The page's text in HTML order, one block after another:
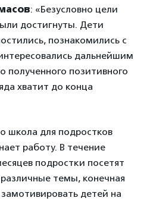
: «Безусловно цели
достигнуты. Дети
познакомились с
дальнейшим
полученного позитивного
хватит до конца
школа для подростков
работу. В течение
подростки посетят
темы, конечная
детей на